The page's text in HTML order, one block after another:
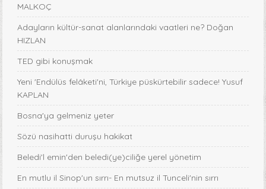
MALKOÇ
Adayların kültür-sanat alanlarındaki vaatleri ne? Doğan
HIZLAN
TED gibi konuşmak
Yeni 'Endülüs felâketi'ni, Türkiye püskürtebilir sadece! Yusuf
KAPLAN
Bosna'ya gelmeniz yeter
Sözü nasihatti duruşu hakikat
Beledi'l emin'den beledi(ye)ciliğe yerel yönetim
En mutlu il Sinop'un sırrı- En mutsuz il Tunceli'nin sırrı